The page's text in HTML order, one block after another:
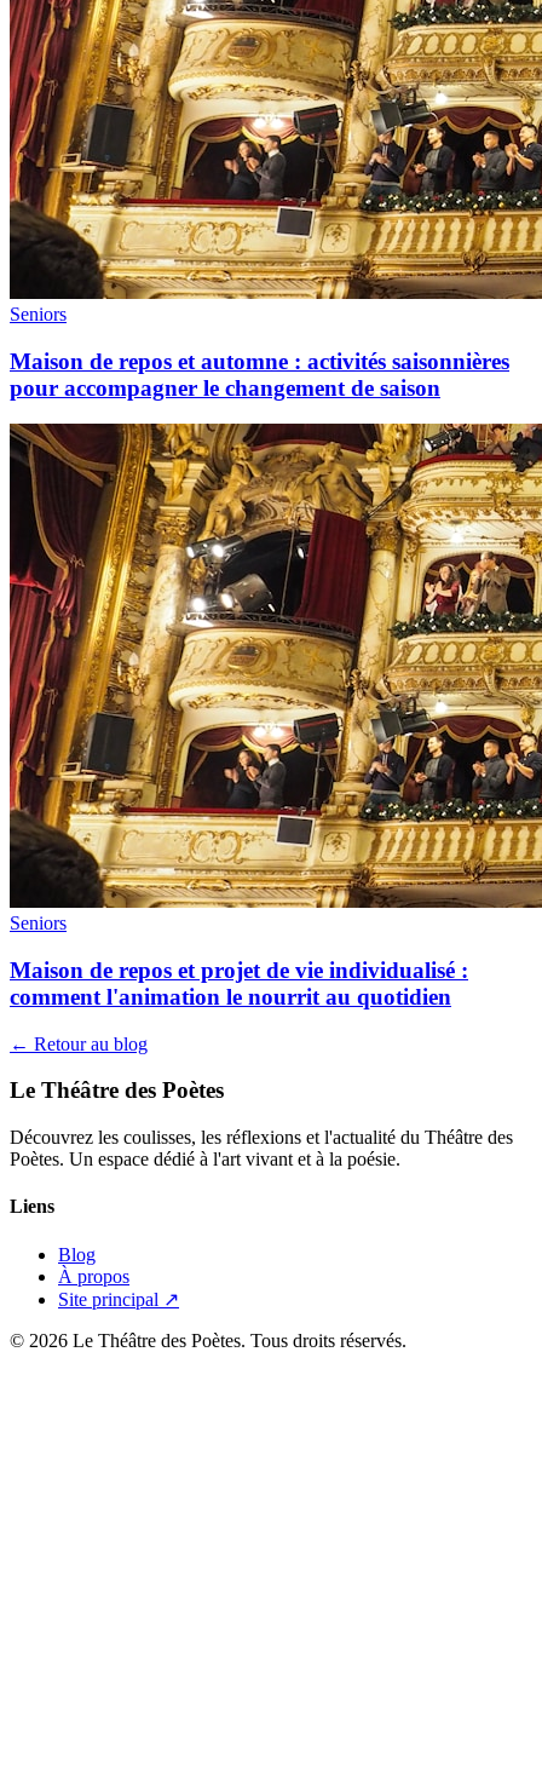
Seniors
Maison de repos et automne : activités saisonnières
pour accompagner le changement de saison
Seniors
Maison de repos et projet de vie individualisé :
comment l'animation le nourrit au quotidien
← Retour au blog
Le Théâtre des Poètes
Découvrez les coulisses, les réflexions et l'actualité du Théâtre des
Poètes. Un espace dédié à l'art vivant et à la poésie.
Liens
Blog
À propos
Site principal ↗
© 2026 Le Théâtre des Poètes. Tous droits réservés.